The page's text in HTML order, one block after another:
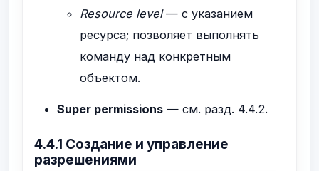
Resource level— с указанием
ресурса; позволяет выполнять
команду над конкретным
объектом.
Super permissions — см. разд. 4.4.2.
4.4.1 Создание и управление
разрешениями